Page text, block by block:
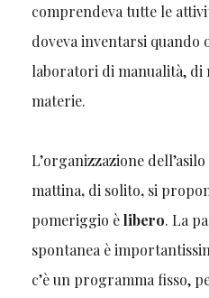
comprendeva tutte le
doveva inventarsi quando
laboratori di manualità, di
materie.
L’organizzazione
mattina,di solito,si
pomeriggio èlibero. La
spontanea è
c’è un programma fisso,